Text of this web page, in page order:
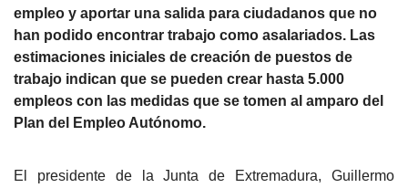
empleo y aportar una salida para ciudadanos que no
han podido encontrar trabajo como asalariados. Las
estimaciones iniciales de creación de puestos de
trabajo indican que se pueden crear hasta 5.000
empleos con las medidas que se tomen al amparo del
Plan del Empleo Autónomo.
El presidente de la Junta de Extremadura, Guillermo